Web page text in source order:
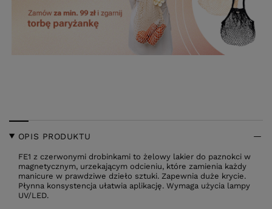
OPIS PRODUKTU
FE1 z czerwonymi drobinkami to żelowy lakier do paznokci w
magnetycznym, urzekającym odcieniu, które zamienia każdy
manicure w prawdziwe dzieło sztuki. Zapewnia duże krycie.
Płynna konsystencja ułatwia aplikację. Wymaga użycia lampy
UV/LED.